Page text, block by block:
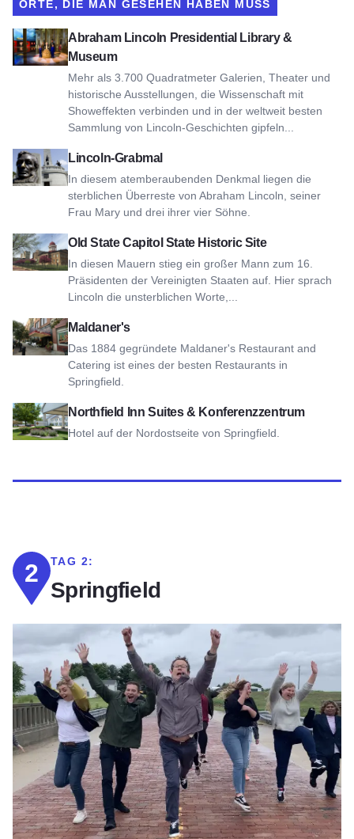
ORTE, DIE MAN GESEHEN HABEN MUSS
Abraham Lincoln Presidential Library &
Museum
Mehr als 3.700 Quadratmeter Galerien, Theater und
historische Ausstellungen, die Wissenschaft mit
Showeffekten verbinden und in der weltweit besten
Sammlung von Lincoln-Geschichten gipfeln...
Abraham Lincoln Presidential Library & Museum ansehen
Lincoln-Grabmal
In diesem atemberaubenden Denkmal liegen die
sterblichen Überreste von Abraham Lincoln, seiner
Frau Mary und drei ihrer vier Söhne.
Lincoln-Grabstätte ansehen
Old State Capitol State Historic Site
In diesen Mauern stieg ein großer Mann zum 16.
Präsidenten der Vereinigten Staaten auf. Hier sprach
Lincoln die unsterblichen Worte,...
Ansicht Old State Capitol State Historic Site
Maldaner's
Das 1884 gegründete Maldaner's Restaurant and
Catering ist eines der besten Restaurants in
Springfield.
Ansicht Maldaner's
Northfield Inn Suites & Konferenzzentrum
Hotel auf der Nordostseite von Springfield.
Ansicht Northfield Inn Suites & Konferenzzentrum
2 TAG 2:
Springfield